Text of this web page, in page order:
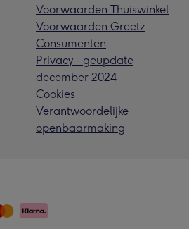
Voorwaarden Thuiswinkel
Voorwaarden Greetz
Consumenten
Privacy - geupdate
december 2024
Cookies
Verantwoordelijke
openbaarmaking